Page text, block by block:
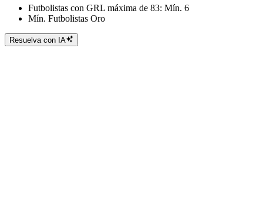
Futbolistas con GRL máxima de 83: Mín. 6
Mín. Futbolistas Oro
Resuelva con IA